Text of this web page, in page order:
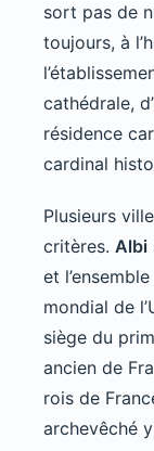
sort pas de
toujours, à
cathédrale,
résidence
cardinal
Plusieurs
critères. Albi
et
mondial de
siège du
ancien de
rois de
archevêché